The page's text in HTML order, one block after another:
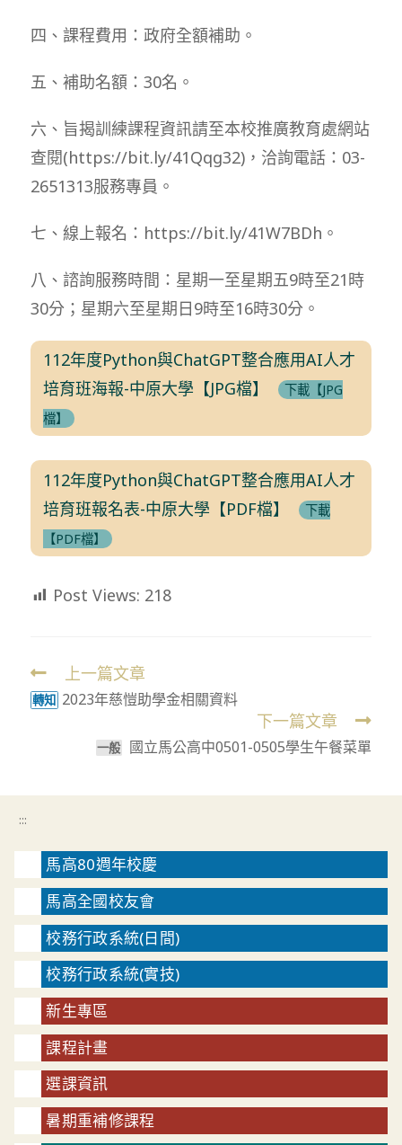
四、課程費用：政府全額補助。
五、補助名額：30名。
六、旨揭訓練課程資訊請至本校推廣教育處網站
查閱(https://bit.ly/41Qqg32)，洽詢電話：03-
2651313服務專員。
七、線上報名：https://bit.ly/41W7BDh。
八、諮詢服務時間：星期一至星期五9時至21時
30分；星期六至星期日9時至16時30分。
112年度Python與ChatGPT整合應用AI人才
培育班海報-中原大學【JPG檔】
下載【JPG
檔】
112年度Python與ChatGPT整合應用AI人才
培育班報名表-中原大學【PDF檔】
下載
【PDF檔】
Post Views: 218
Read
more
上一篇文章
轉知 2023年慈愷助學金相關資料
下一篇文章
一般 國立馬公高中0501-0505學生午餐菜單
:::
馬高80週年校慶
馬高全國校友會
校務行政系統(日間)
校務行政系統(實技)
新生專區
課程計畫
選課資訊
暑期重補修課程